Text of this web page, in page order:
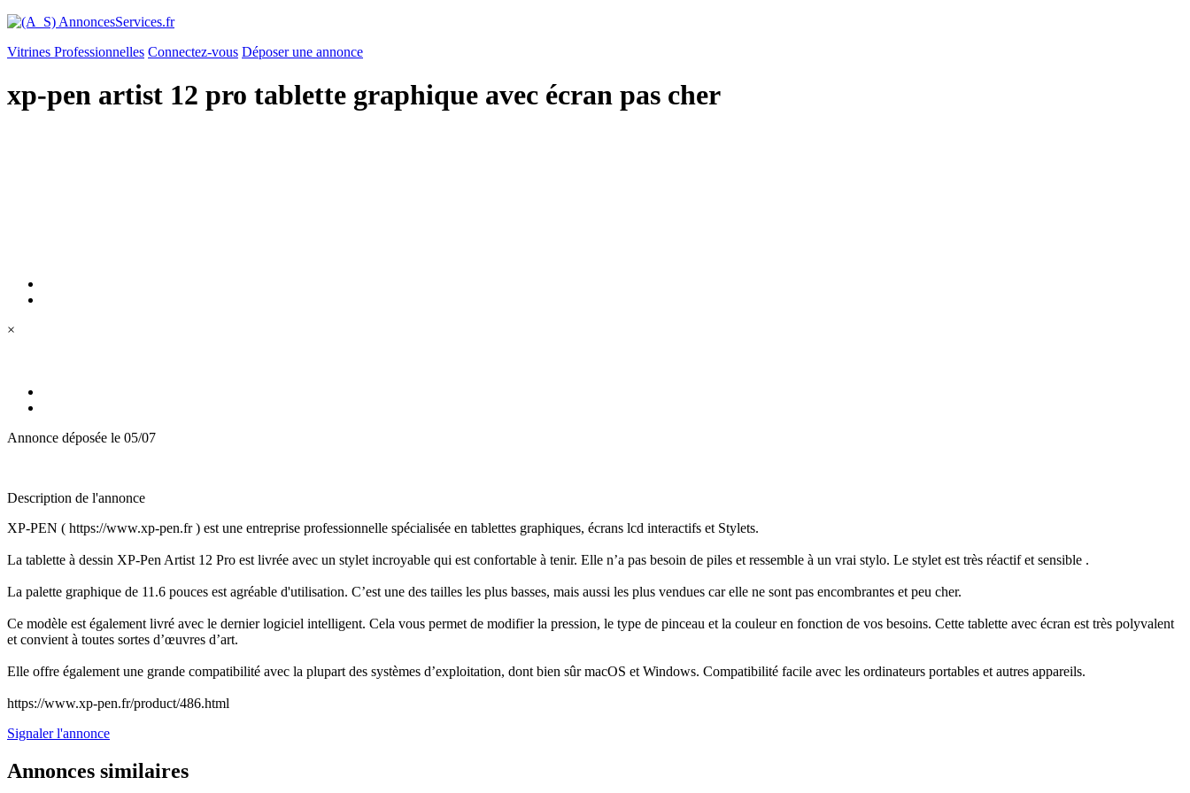
Vitrines Professionnelles Connectez-vous Déposer une annonce
xp-pen artist 12 pro tablette graphique avec écran pas cher
×
Annonce déposée le 05/07
Description de l'annonce
XP-PEN ( https://www.xp-pen.fr ) est une entreprise professionnelle spécialisée en tablettes graphiques, écrans lcd interactifs et Stylets.
La tablette à dessin XP-Pen Artist 12 Pro est livrée avec un stylet incroyable qui est confortable à tenir. Elle n’a pas besoin de piles et ressemble à un vrai stylo. Le stylet est très réactif et sensible .
La palette graphique de 11.6 pouces est agréable d'utilisation. C’est une des tailles les plus basses, mais aussi les plus vendues car elle ne sont pas encombrantes et peu cher.
Ce modèle est également livré avec le dernier logiciel intelligent. Cela vous permet de modifier la pression, le type de pinceau et la couleur en fonction de vos besoins. Cette tablette avec écran est très polyvalent
et convient à toutes sortes d’œuvres d’art.
Elle offre également une grande compatibilité avec la plupart des systèmes d’exploitation, dont bien sûr macOS et Windows. Compatibilité facile avec les ordinateurs portables et autres appareils.
https://www.xp-pen.fr/product/486.html
Signaler l'annonce
Annonces similaires